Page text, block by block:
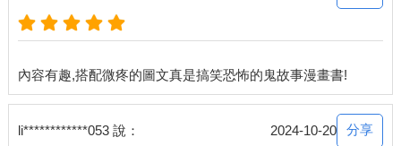
li************053 說： 2024-10-20 分享